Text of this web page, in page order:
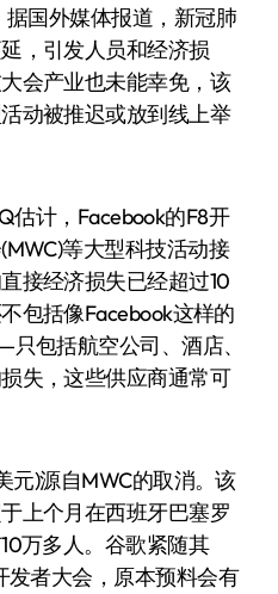
，引发人员和经济损
会产业也未能幸免，该
动被推迟或放到线上举
估计，Facebook的F8开
等大型科技活动接
接经济损失已经超过10
包括像Facebook这样的
包括航空公司、酒店、
失，这些供应商通常可
元)源自MWC的取消。该
上个月在西班牙巴塞罗
万多人。谷歌紧随其
发者大会，原本预料会有